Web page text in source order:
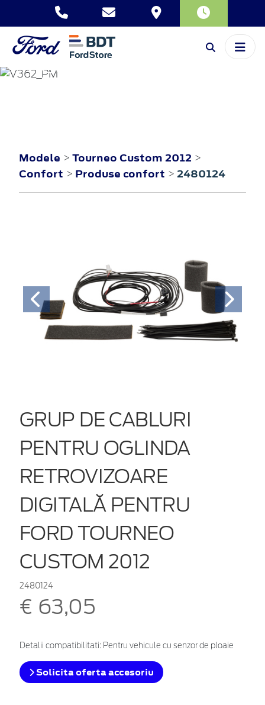
TOURNEO
CUSTOM
Modele > Tourneo Custom 2012 >
Confort > Produse confort > 2480124
GRUP DE CABLURI
PENTRU OGLINDA
RETROVIZOARE
DIGITALĂ PENTRU
FORD TOURNEO
CUSTOM 2012
2480124
€ 63,05
Detalii compatibilitati: Pentru vehicule cu senzor de ploaie
Solicita oferta accesoriu